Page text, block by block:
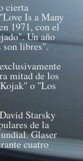
cierta
Is a Many
1971, con el
Un año
son libres".
mitad de los
o "Los
Starsky
de la
Glaser
cuatro